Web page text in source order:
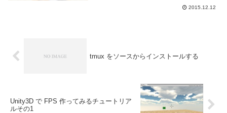
2015.12.12
tmux をソースからインストールする
Unity3D で FPS 作ってみるチュートリア
ルその1